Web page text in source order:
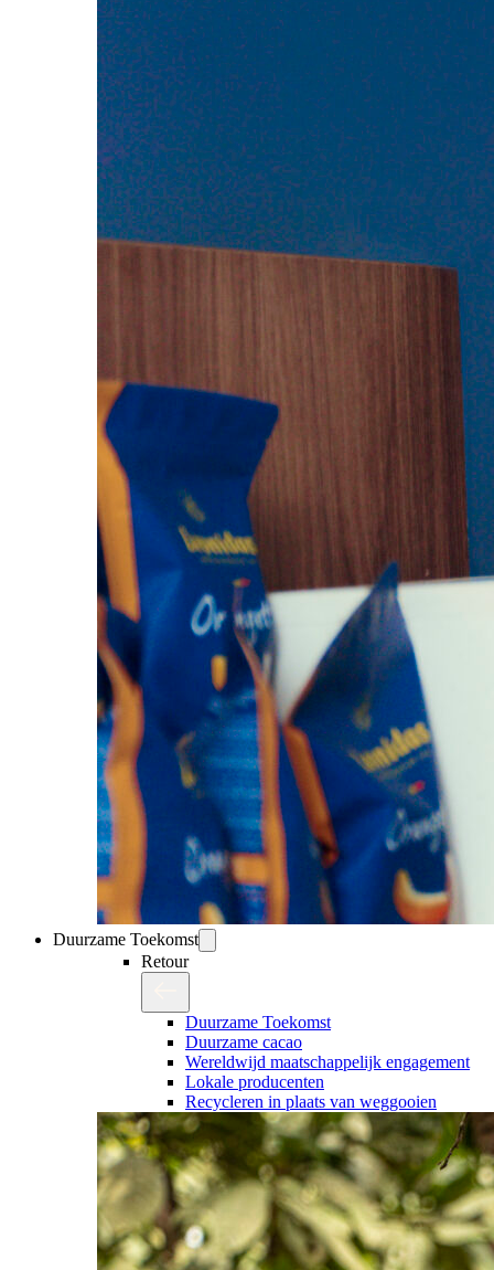
Duurzame Toekomst
Retour
Duurzame Toekomst
Duurzame cacao
Wereldwijd maatschappelijk engagement
Lokale producenten
Recycleren in plaats van weggooien